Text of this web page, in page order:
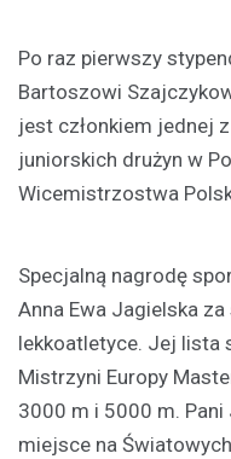
Po raz pierwszy
Bartoszowi
jest członkiem jednej
juniorskich drużyn w
Wicemistrzostwa
Specjalną nagrodę
Anna Ewa Jagielska
lekkoatletyce. Jej lista
Mistrzyni Europy
3000 m i 5000 m. Pani
miejsce na